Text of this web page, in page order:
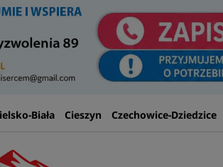
Biała Cieszyn Czechowice-Dziedzice